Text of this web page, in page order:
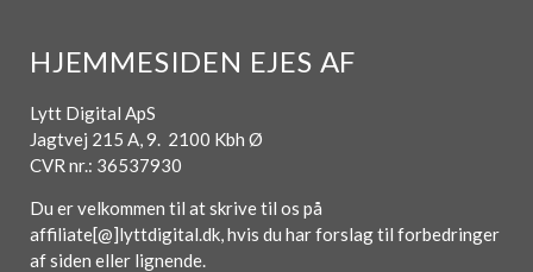
HJEMMESIDEN EJES AF
Lytt Digital ApS
Jagtvej 215 A, 9. 2100 Kbh Ø
CVR nr.: 36537930
Du er velkommen til at skrive til os på
affiliate[@]lyttdigital.dk, hvis du har forslag til forbedringer
af siden eller lignende.